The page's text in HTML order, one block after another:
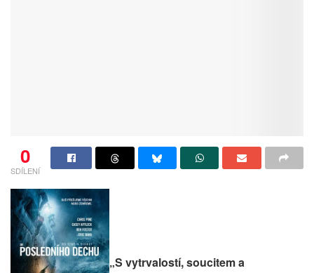
0
SDÍLENÍ
„S vytrvalostí, soucitem a